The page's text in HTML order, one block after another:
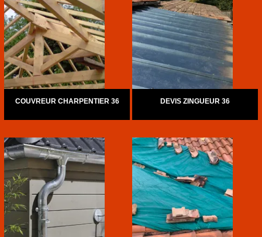
COUVREUR CHARPENTIER 36 DEVIS ZINGUEUR 36